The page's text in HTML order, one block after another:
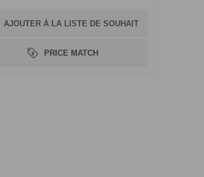
AJOUTER À LA LISTE DE SOUHAIT
PRICE MATCH